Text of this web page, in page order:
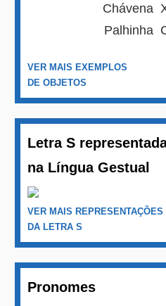
Chávena
Palhinha
VER MAIS EXEMPLOS
DE OBJETOS
Letra S
na Língua Gestual
VER MAIS REPRESENTAÇÕES
DA LETRA S
Pronomes